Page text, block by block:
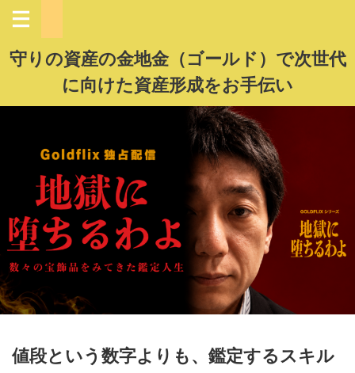
守りの資産の金地金（ゴールド）で次世代
に向けた資産形成をお手伝い
値段という数字よりも、鑑定するスキル